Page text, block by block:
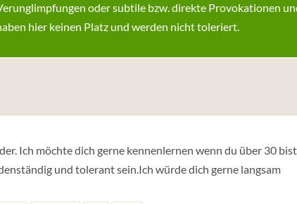
oder subtile bzw. direkte Provokationen
hier keinen Platz und werden nicht toleriert.
Ich möchte dich gerne kennenlernen wenn du über 30
und tolerant sein.Ich würde dich gerne langsam